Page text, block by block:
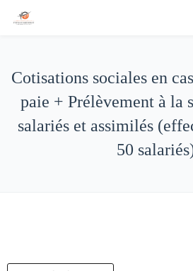
Cotisations sociales en
paie + Prélèvement à la
salariés et assimilés
50